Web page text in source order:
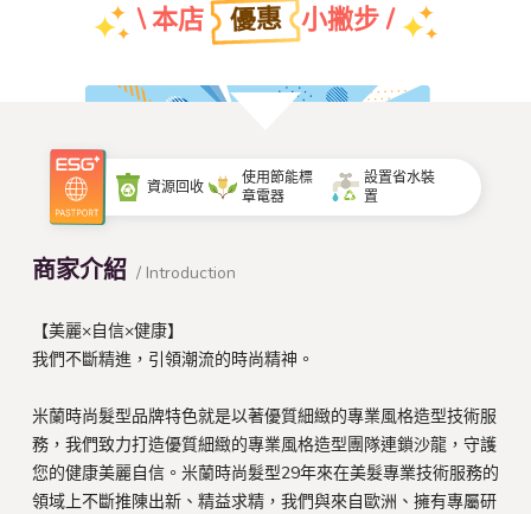
\ 本店 優惠 小撇步 /
團體特約折扣優惠
查看本店特約名單
資源回收
使用節能標
章電器
設置省水裝
置
商家介紹 / Introduction
【美麗×自信×健康】
我們不斷精進，引領潮流的時尚精神。
米蘭時尚髮型品牌特色就是以著優質細緻的專業風格造型技術服
務，我們致力打造優質細緻的專業風格造型團隊連鎖沙龍，守護
您的健康美麗自信。米蘭時尚髮型29年來在美髮專業技術服務的
領域上不斷推陳出新、精益求精，我們與來自歐洲、擁有專屬研